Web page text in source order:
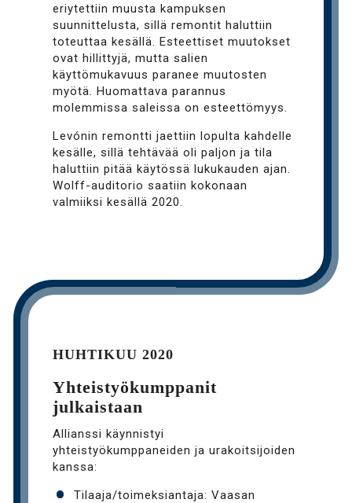
eriytettiin muusta kampuksen
suunnittelusta, sillä remontit haluttiin
toteuttaa kesällä. Esteettiset muutokset
ovat hillittyjä, mutta salien
käyttömukavuus paranee muutosten
myötä. Huomattava parannus
molemmissa saleissa on esteettömyys.
Levónin remontti jaettiin lopulta kahdelle
kesälle, sillä tehtävää oli paljon ja tila
haluttiin pitää käytössä lukukauden ajan.
Wolff-auditorio saatiin kokonaan
valmiiksi kesällä 2020.
HUHTIKUU 2020
Yhteistyökumppanit
julkaistaan
Allianssi käynnistyi
yhteistyökumppaneiden ja urakoitsijoiden
kanssa:
Tilaaja/toimeksiantaja: Vaasan